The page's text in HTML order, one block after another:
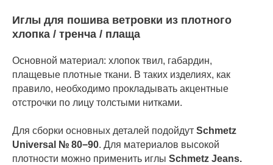
Иглы для пошива ветровки из плотного
хлопка / тренча / плаща
Основной материал: хлопок твил, габардин,
плащевые плотные ткани. В таких изделиях, как
правило, необходимо прокладывать акцентные
отстрочки по лицу толстыми нитками.
Для сборки основных деталей подойдут Schmetz
Universal № 80−90. Для материалов высокой
плотности можно применить иглы Schmetz Jeans.